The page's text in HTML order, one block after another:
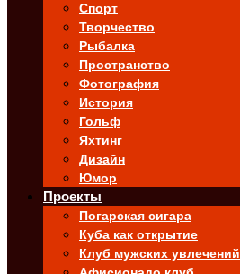
Спорт
Творчество
Рыбалка
Пространство
Фотография
История
Гольф
Яхтинг
Дизайн
Юмор
Проекты
Погарская сигара
Куба как открытие
Клуб мужских увлечений